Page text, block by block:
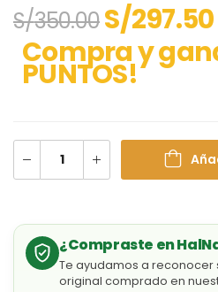
S/350.00S/297.50
Compra y
PUNTOS!
¿Compraste en
Te ayudamos a reconocer
original comprado en